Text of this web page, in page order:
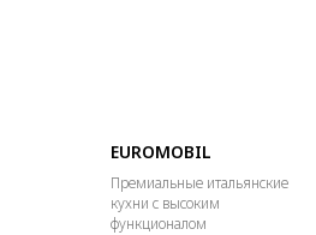
EUROMOBIL
Премиальные итальянские
кухни с высоким
функционалом